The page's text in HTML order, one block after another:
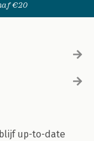
€20
up-to-date